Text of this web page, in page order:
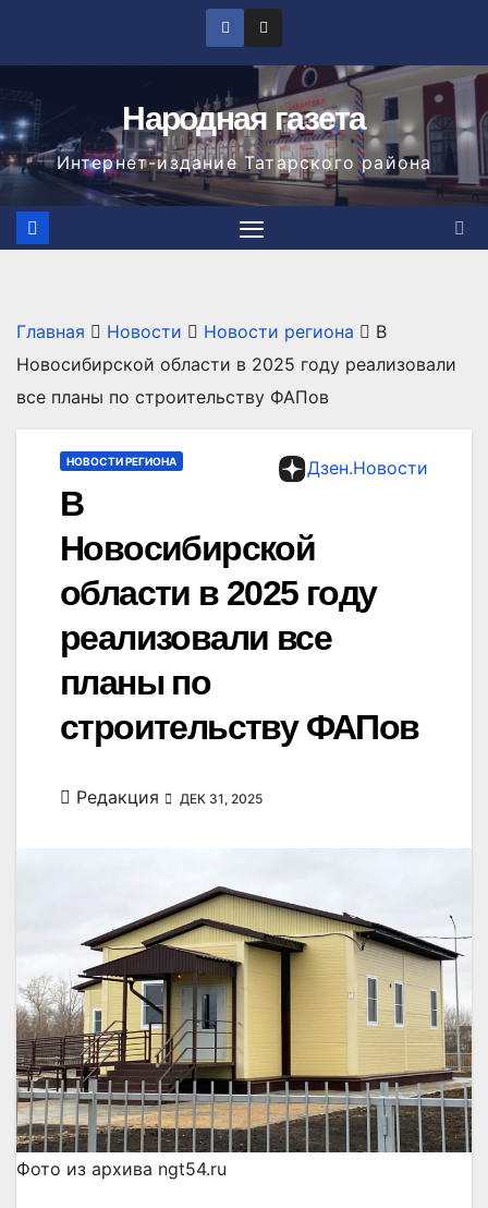
Народная газета
Интернет-издание Татарского района
Главная Новости Новости региона
В
Новосибирской области в 2025 году реализовали
все планы по строительству ФАПов
Дзен.Новости
НОВОСТИ РЕГИОНА
В
Новосибирской
области в 2025 году
реализовали все
планы по
строительству ФАПов
Редакция ДЕК 31, 2025
Фото из архива ngt54.ru